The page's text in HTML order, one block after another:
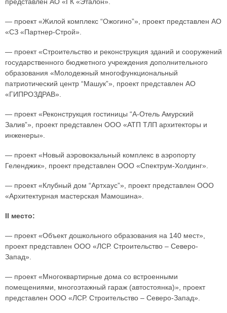
— проект «Жилой комплекс “Ожогино”», проект представлен АО
«СЗ «Партнер-Строй».
— проект «Строительство и реконструкция зданий и сооружений
государственного бюджетного учреждения дополнительного
образования «Молодежный многофункциональный
патриотический центр “Машук”», проект представлен АО
«ГИПРОЗДРАВ».
— проект «Реконструкция гостиницы “А-Отель Амурский
Залив”», проект представлен ООО «АТП ТЛП архитекторы и
инженеры».
— проект «Новый аэровокзальный комплекс в аэропорту
Геленджик», проект представлен ООО «Спектрум-Холдинг».
— проект «Клубный дом “Артхаус”», проект представлен ООО
«Архитектурная мастерская Мамошина».
II место:
— проект «Объект дошкольного образования на 140 мест»,
проект представлен ООО «ЛСР. Строительство – Северо-
Запад».
— проект «Многоквартирные дома со встроенными
помещениями, многоэтажный гараж (автостоянка)», проект
представлен ООО «ЛСР. Строительство – Северо-Запад».